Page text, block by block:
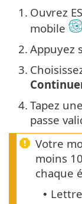
1. Ouvrez
mobile
2. Appuyez
3.
4. Tapez
passe
Votre
moins
chaque
•